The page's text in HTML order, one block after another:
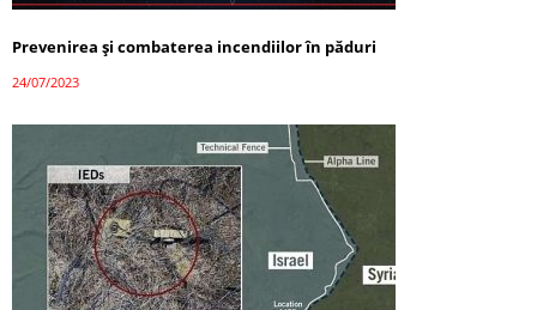
Prevenirea și combaterea incendiilor în păduri
24/07/2023